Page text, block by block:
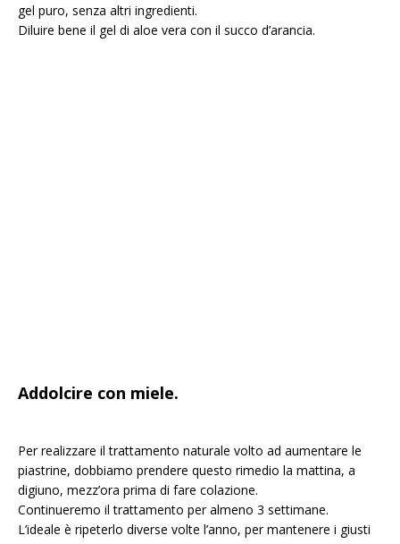
gel puro, senza altri ingredienti.
Diluire bene il gel di aloe vera con il succo d’arancia.
Addolcire con miele.
Per realizzare il trattamento naturale volto ad aumentare le
piastrine, dobbiamo prendere questo rimedio la mattina, a
digiuno, mezz’ora prima di fare colazione.
Continueremo il trattamento per almeno 3 settimane.
L’ideale è ripeterlo diverse volte l’anno, per mantenere i giusti